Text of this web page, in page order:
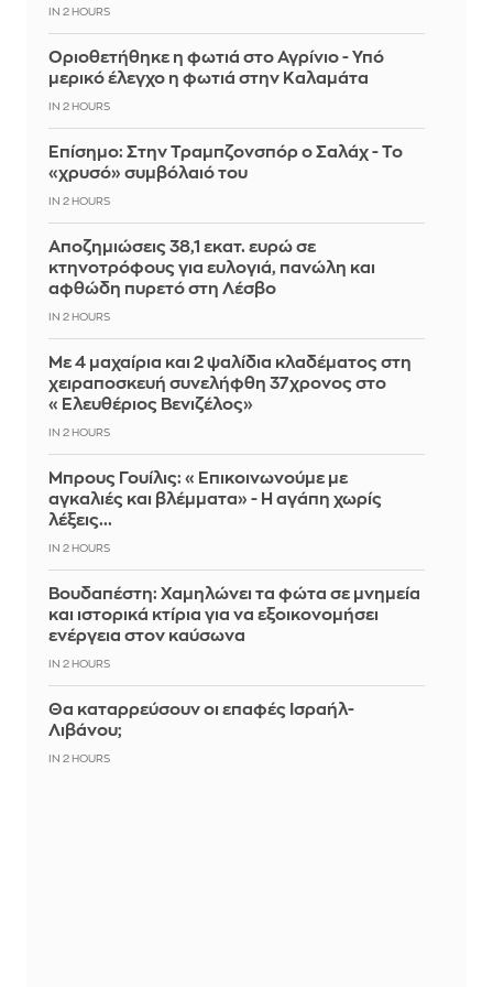
IN 2 HOURS
Οριοθετήθηκε η φωτιά στο Αγρίνιο - Υπό
μερικό έλεγχο η φωτιά στην Καλαμάτα
IN 2 HOURS
Επίσημο: Στην Τραμπζονσπόρ ο Σαλάχ - Το
«χρυσό» συμβόλαιό του
IN 2 HOURS
Αποζημιώσεις 38,1 εκατ. ευρώ σε
κτηνοτρόφους για ευλογιά, πανώλη και
αφθώδη πυρετό στη Λέσβο
IN 2 HOURS
Με 4 μαχαίρια και 2 ψαλίδια κλαδέματος στη
χειραποσκευή συνελήφθη 37χρονος στο
«Ελευθέριος Βενιζέλος»
IN 2 HOURS
Μπρους Γουίλις: «Επικοινωνούμε με
αγκαλιές και βλέμματα» - Η αγάπη χωρίς
λέξεις...
IN 2 HOURS
Βουδαπέστη: Χαμηλώνει τα φώτα σε μνημεία
και ιστορικά κτίρια για να εξοικονομήσει
ενέργεια στον καύσωνα
IN 2 HOURS
Θα καταρρεύσουν οι επαφές Ισραήλ-
Λιβάνου;
IN 2 HOURS